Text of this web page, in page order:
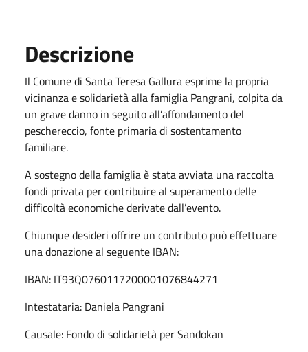
Descrizione
Il Comune di Santa Teresa Gallura esprime la propria
vicinanza e solidarietà alla famiglia Pangrani, colpita da
un grave danno in seguito all’affondamento del
peschereccio, fonte primaria di sostentamento
familiare.
A sostegno della famiglia è stata avviata una raccolta
fondi privata per contribuire al superamento delle
difficoltà economiche derivate dall’evento.
Chiunque desideri offrire un contributo può effettuare
una donazione al seguente IBAN:
IBAN: IT93Q0760117200001076844271
Intestataria: Daniela Pangrani
Causale: Fondo di solidarietà per Sandokan